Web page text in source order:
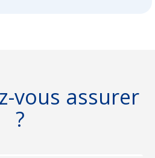
vous assurer
?